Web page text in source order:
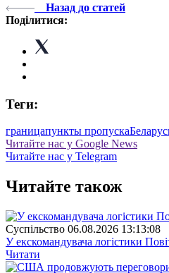
Назад до статей
Поділитися:
Теги:
границапункты пропуска
Читайте нас у Google News
Читайте нас у Telegram
Читайте також
Суспiльство 06.08.2026 13:13:08
У екскомандувача логістики
Читати